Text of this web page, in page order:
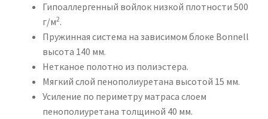
Гипоаллергенный войлок низкой плотности 500
г/м2.
Пружинная система на зависимом блоке Bonnell
высота 140 мм.
Нетканое полотно из полиэстера.
Мягкий слой пенополиуретана высотой 15 мм.
Усиление по периметру матраса слоем
пенополиуретана толщиной 40 мм.